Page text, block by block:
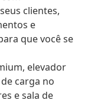
clientes,
e
que você se
elevador
carga no
e sala de